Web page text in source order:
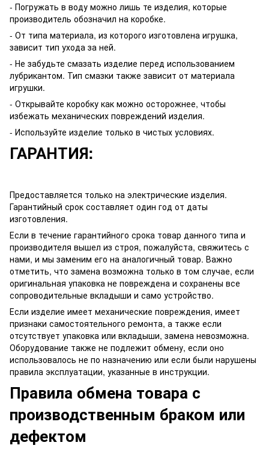
- Погружать в воду можно лишь те изделия, которые
производитель обозначил на коробке.
- От типа материала, из которого изготовлена игрушка,
зависит тип ухода за ней.
- Не забудьте смазать изделие перед использованием
лубрикантом. Тип смазки также зависит от материала
игрушки.
- Открывайте коробку как можно осторожнее, чтобы
избежать механических повреждений изделия.
- Используйте изделие только в чистых условиях.
ГАРАНТИЯ:
Предоставляется только на электрические изделия.
Гарантийный срок составляет один год от даты
изготовления.
Если в течение гарантийного срока товар данного типа и
производителя вышел из строя, пожалуйста, свяжитесь с
нами, и мы заменим его на аналогичный товар. Важно
отметить, что замена возможна только в том случае, если
оригинальная упаковка не повреждена и сохранены все
сопроводительные вкладыши и само устройство.
Если изделие имеет механические повреждения, имеет
признаки самостоятельного ремонта, а также если
отсутствует упаковка или вкладыши, замена невозможна.
Оборудование также не подлежит обмену, если оно
использовалось не по назначению или если были нарушены
правила эксплуатации, указанные в инструкции.
Правила обмена товара с
производственным браком или
дефектом